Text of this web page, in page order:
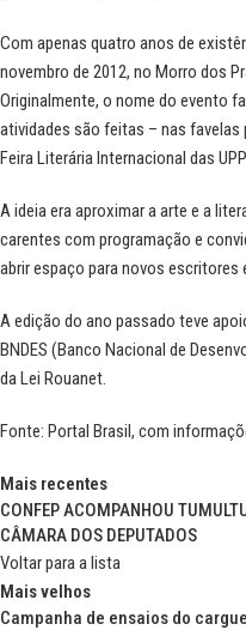
Com apenas quatro anos de
novembro de 2012, no Morro dos
Originalmente, o nome do evento
atividades são feitas – nas favelas
Feira Literária Internacional das
A ideia era aproximar a arte e a
carentes com programação e
abrir espaço para novos escritores
A edição do ano passado teve
BNDES (Banco Nacional de
da Lei Rouanet.
Fonte: Portal Brasil, com
Mais recentes
CONFEP ACOMPANHOU
CÂMARA DOS DEPUTADOS
Voltar para a lista
Mais velhos
Campanha de ensaios do